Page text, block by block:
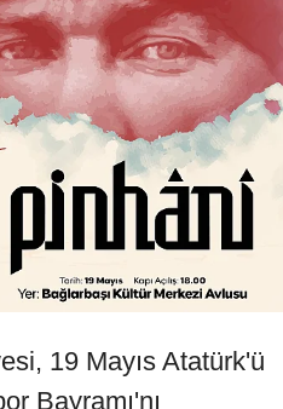
19 Mayıs Atatürk'ü
Bayramı'nı